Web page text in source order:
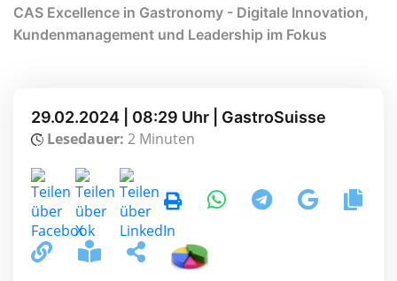
CAS Excellence in Gastronomy - Digitale Innovation,
Kundenmanagement und Leadership im Fokus
29.02.2024 | 08:29 Uhr | GastroSuisse
Lesedauer: 2 Minuten